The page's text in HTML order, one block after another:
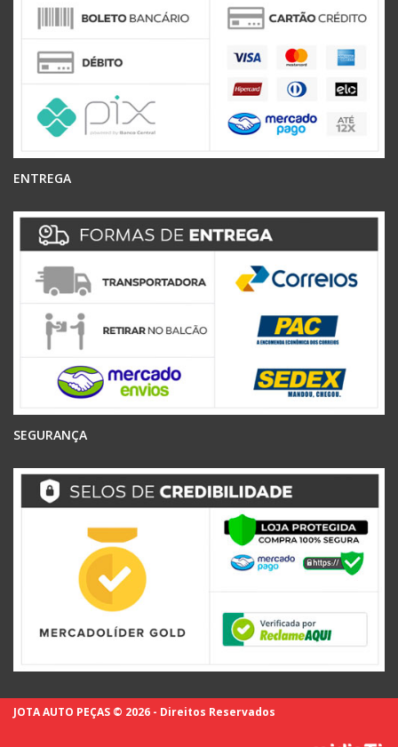
ENTREGA
SEGURANÇA
JOTA AUTO PEÇAS © 2026 - Direitos Reservados